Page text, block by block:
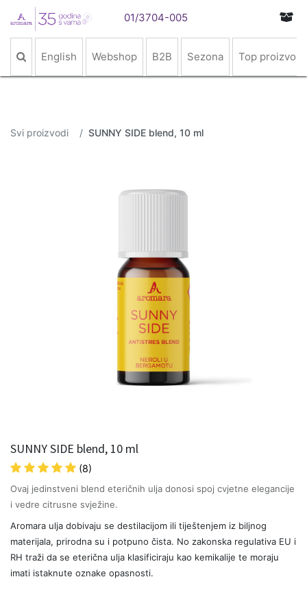
01/3704-005
English Webshop B2B Sezona Top proizvodi
Svi proizvodi SUNNY SIDE blend, 10 ml
SUNNY SIDE blend, 10 ml
(8)
Ovaj jedinstveni blend eteričnih ulja donosi spoj cvjetne elegancije
i vedre citrusne svježine.
Aromara ulja dobivaju se destilacijom ili tiještenjem iz biljnog
materijala, prirodna su i potpuno čista. No zakonska regulativa EU i
RH traži da se eterična ulja klasificiraju kao kemikalije te moraju
imati istaknute oznake opasnosti.